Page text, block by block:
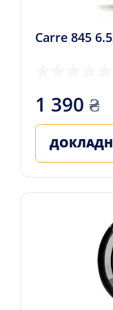
Carre 845
1 390 ₴